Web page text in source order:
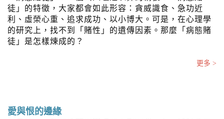
g
a
o
徒」的特徵，大家都會如此形容：貪威識食、急功近
利、虛榮心重、追求成功、以小博大。可是，在心理學
的研究上，找不到「賭性」的遺傳因素。那麼「病態賭
徒」是怎樣煉成的？
更多 >
愛與恨的邊緣